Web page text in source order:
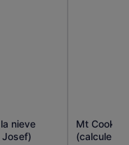
nieve
Josef)
una pestaña nueva
Mt Cook y
(calcule